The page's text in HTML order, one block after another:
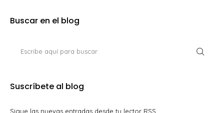
Buscar en el blog
Suscríbete al blog
Sigue las nuevas entradas desde tu lector RSS.